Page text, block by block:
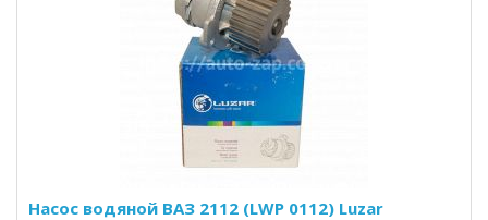
Насос водяной ВАЗ 2112 (LWP 0112) Luzar